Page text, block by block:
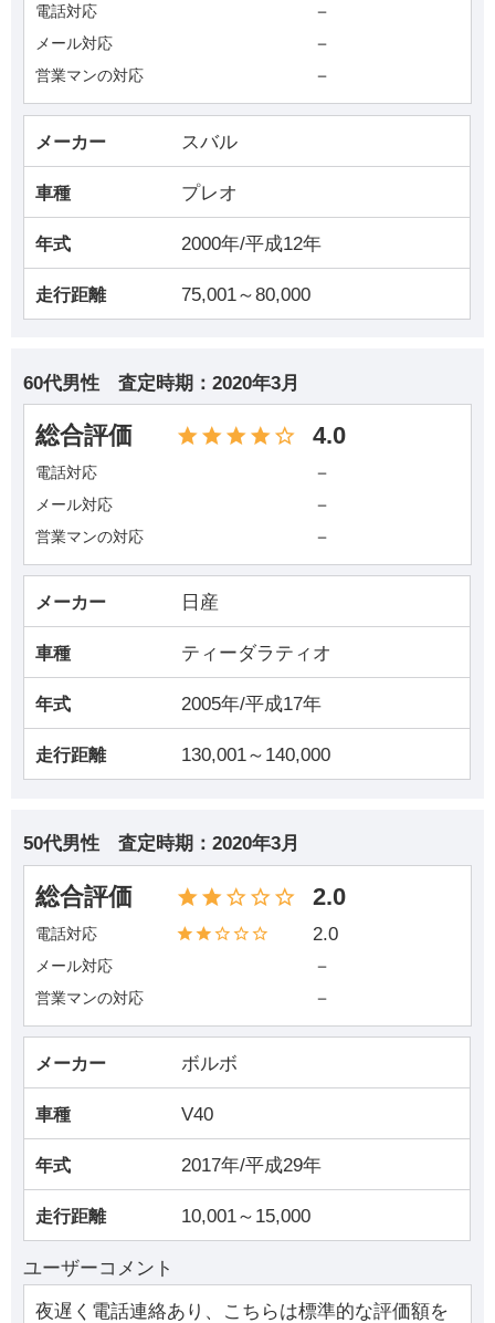
電話対応 －
メール対応 －
営業マンの対応 －
メーカー スバル
車種 プレオ
年式 2000年/平成12年
走行距離 75,001～80,000
60代男性 査定時期： 2020年3月
総合評価 4.0
電話対応 －
メール対応 －
営業マンの対応 －
メーカー 日産
車種 ティーダラティオ
年式 2005年/平成17年
走行距離 130,001～140,000
50代男性 査定時期： 2020年3月
総合評価 2.0
電話対応 2.0
メール対応 －
営業マンの対応 －
メーカー ボルボ
車種 V40
年式 2017年/平成29年
走行距離 10,001～15,000
ユーザーコメント
夜遅く電話連絡あり、こちらは標準的な評価額を